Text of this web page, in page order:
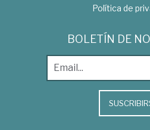
Política de
BOLETÍN DE